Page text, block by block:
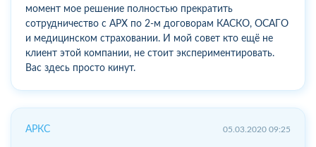
момент мое решение полностью прекратить
сотрудничество с АРХ по 2-м договорам КАСКО, ОСАГО
и медицинском страховании. И мой совет кто ещё не
клиент этой компании, не стоит экспериментировать.
Вас здесь просто кинут.
АРКС 05.03.2020 09:25